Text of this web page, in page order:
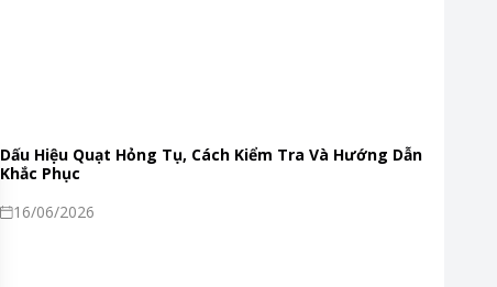
Dấu Hiệu Quạt Hỏng Tụ, Cách Kiểm Tra Và Hướng Dẫn
Khắc Phục
16/06/2026